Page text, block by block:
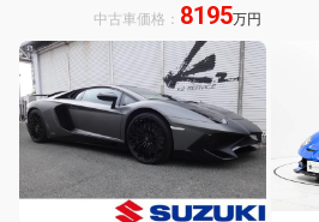
クラ可変式マフラー/ハイパーフォー
中古車価格： 8195万円